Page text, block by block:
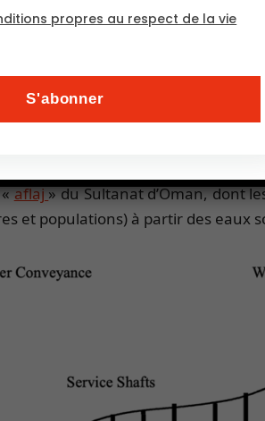
«aflaj» du Sultanat d’Oman, dont
et populations) à partir des eaux
propres au respect de la vie